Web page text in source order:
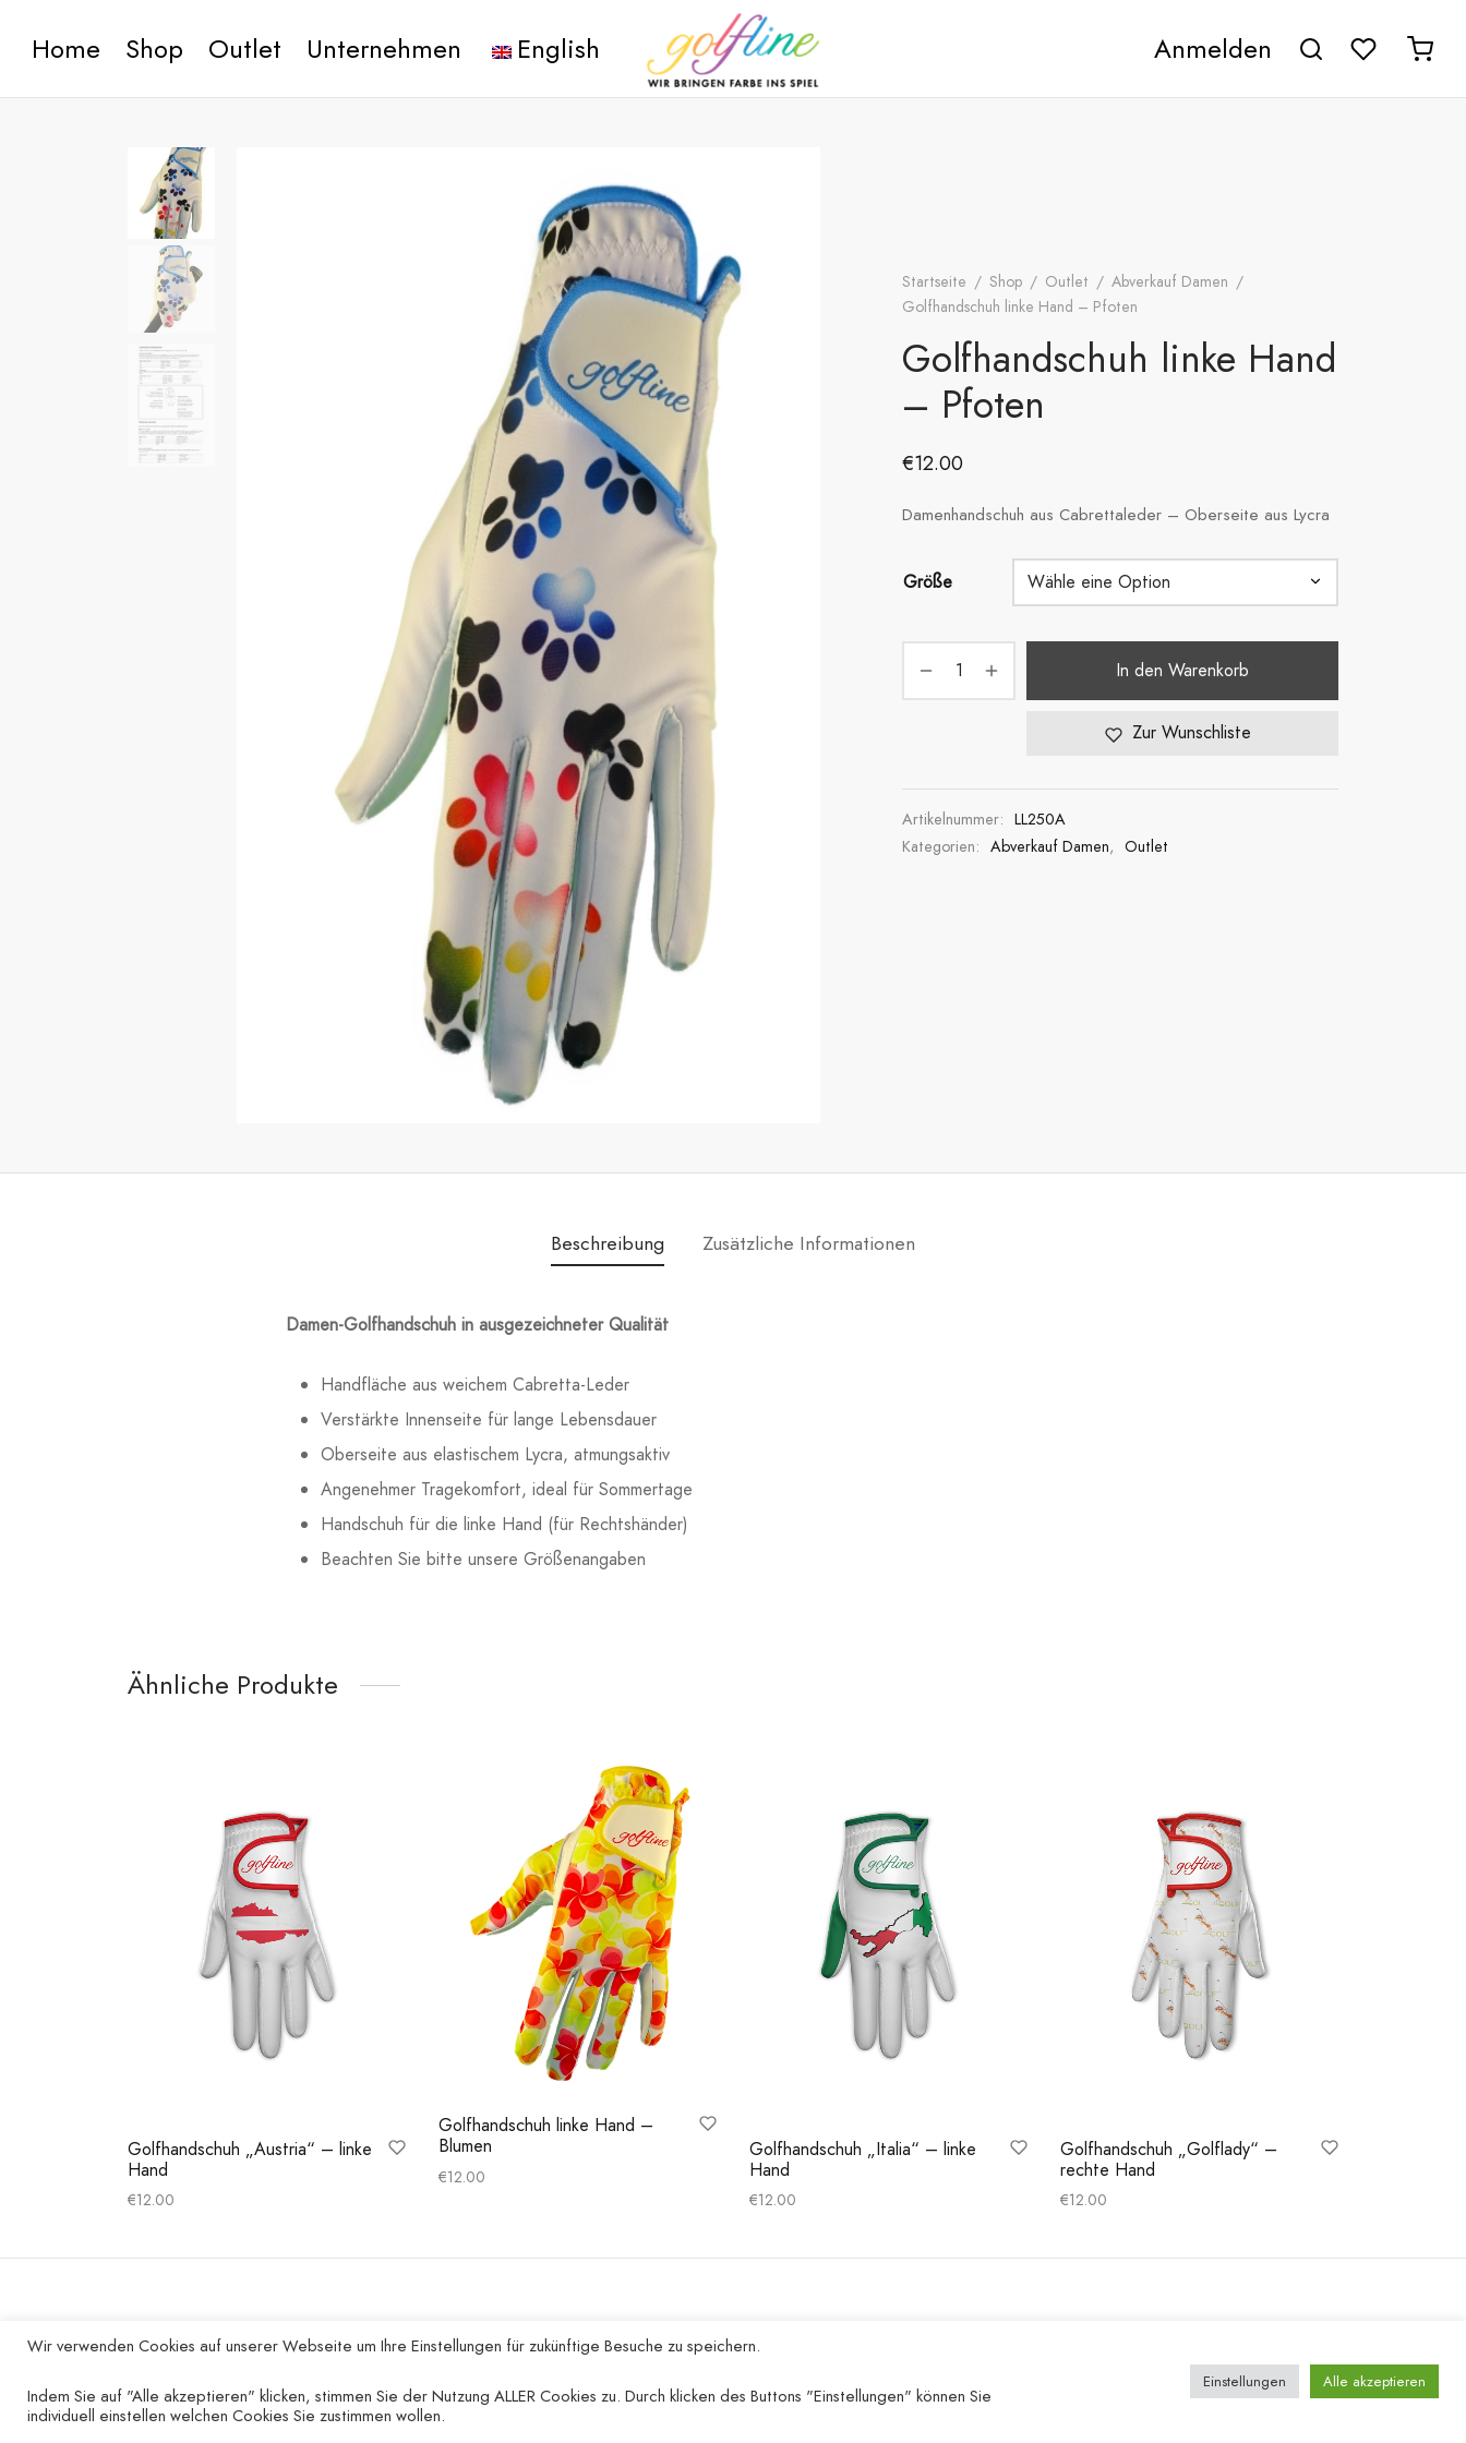
Home Shop Outlet Unternehmen English Anmelden
Startseite / Shop / Outlet / Abverkauf Damen /
Golfhandschuh linke Hand – Pfoten
Golfhandschuh linke Hand
– Pfoten
€12.00
Damenhandschuh aus Cabrettaleder – Oberseite aus Lycra
Größe
In den Warenkorb
Zur Wunschliste
Artikelnummer: LL250A
Kategorien: Abverkauf Damen, Outlet
Beschreibung Zusätzliche Informationen
Damen-Golfhandschuh in ausgezeichneter Qualität
Handfläche aus weichem Cabretta-Leder
Verstärkte Innenseite für lange Lebensdauer
Oberseite aus elastischem Lycra, atmungsaktiv
Angenehmer Tragekomfort, ideal für Sommertage
Handschuh für die linke Hand (für Rechtshänder)
Beachten Sie bitte unsere Größenangaben
Ähnliche Produkte
Golfhandschuh „Austria“ – linke
Hand
€12.00
Golfhandschuh linke Hand –
Blumen
€12.00
Golfhandschuh „Italia“ – linke
Hand
€12.00
Golfhandschuh „Golflady“ –
rechte Hand
€12.00
UNTERNEHMEN
Kontakt
Impressum
HILFE
Datenschutzrichtlinie
Wir verwenden Cookies auf unserer Webseite um Ihre Einstellungen für zukünftige Besuche zu speichern.
Indem Sie auf "Alle akzeptieren" klicken, stimmen Sie der Nutzung ALLER Cookies zu. Durch klicken des Buttons "Einstellungen" können Sie
individuell einstellen welchen Cookies Sie zustimmen wollen.
Einstellungen Alle akzeptieren